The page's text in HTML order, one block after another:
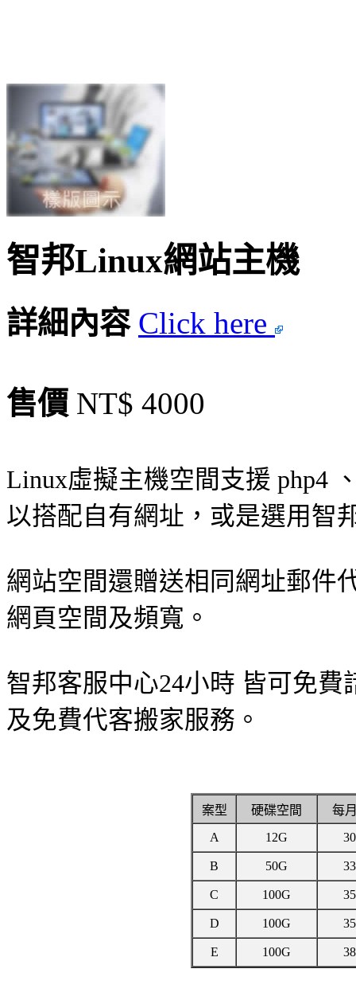
智邦Linux網站主機
詳細內容 Click here
售價 NT$ 4000
Linux虛擬主機空間支援 php4
以搭配自有網址，或是選用智
網站空間還贈送相同網址郵件
網頁空間及頻寬。
智邦客服中心24小時 皆可免
及免費代客搬家服務。
案型 硬碟空間
每
A
12G
B 50G
C 100G
D 100G
E 100G